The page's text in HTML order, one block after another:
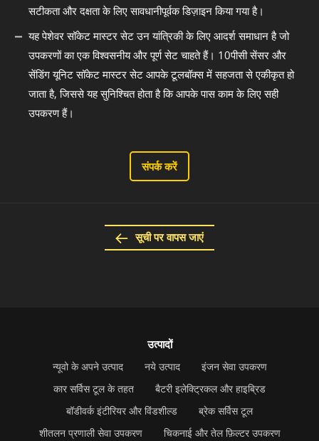
सटीकता और दक्षता के लिए सावधानीपूर्वक डिज़ाइन किया गया है।
यह पेशेवर सॉकेट मास्टर सेट उन यांत्रिकी के लिए आदर्श समाधान है जो
उपकरणों का एक विश्वसनीय और पूर्ण सेट चाहते हैं। 10पीसी सेंसर और
सेंडिंग यूनिट सॉकेट मास्टर सेट आपके टूलबॉक्स में सहजता से एकीकृत हो
जाता है, जिससे यह सुनिश्चित होता है कि आपके पास काम के लिए सही
उपकरण हैं।
संपर्क करें
सूची पर वापस जाएं
उत्पादों
न्यूवो के अपने उत्पाद नये उत्पाद
इंजन सेवा उपकरण
कार सर्विस टूल के तहत
बैटरी इलेक्ट्रिकल और हाइब्रिड
बॉडीवर्क इंटीरियर और विंडशील्ड
ब्रेक सर्विस टूल
शीतलन प्रणाली सेवा उपकरण
चिकनाई और तेल फ़िल्टर उपकरण